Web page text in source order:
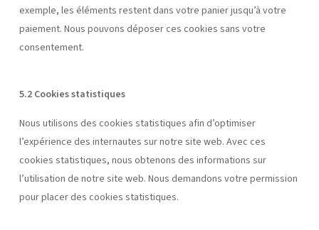
exemple, les éléments restent dans votre panier jusqu’à votre
paiement. Nous pouvons déposer ces cookies sans votre
consentement.
5.2 Cookies statistiques
Nous utilisons des cookies statistiques afin d’optimiser
l’expérience des internautes sur notre site web. Avec ces
cookies statistiques, nous obtenons des informations sur
l’utilisation de notre site web. Nous demandons votre permission
pour placer des cookies statistiques.